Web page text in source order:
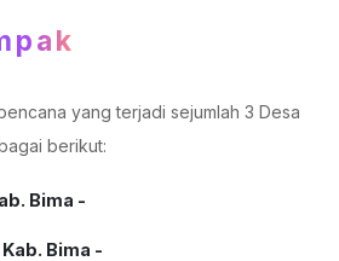
yang terjadi sejumlah 3 Desa
berikut:
Bima -
Bima -